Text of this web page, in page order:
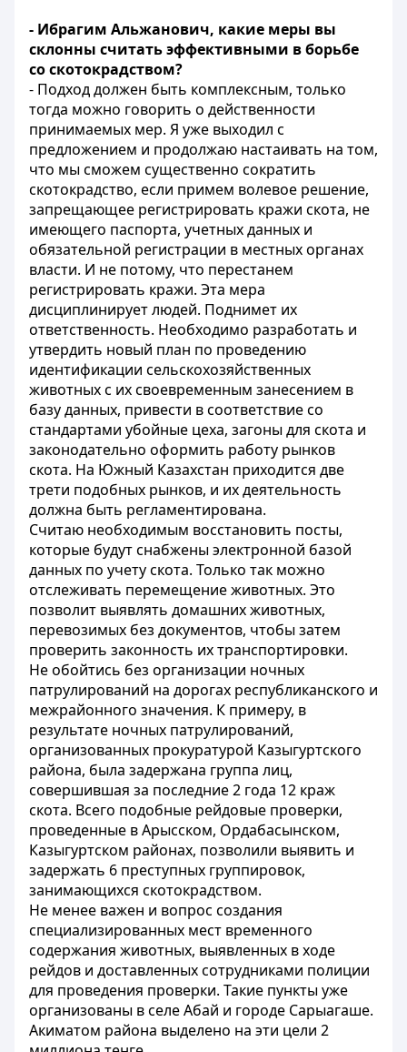
- Ибрагим Альжанович, какие меры вы
склонны считать эффективными в борьбе
со скотокрадством?
- Подход должен быть комплексным, только
тогда можно говорить о действенности
принимаемых мер. Я уже выходил с
предложением и продолжаю настаивать на том,
что мы сможем существенно сократить
скотокрадство, если примем волевое решение,
запрещающее регистрировать кражи скота, не
имеющего паспорта, учетных данных и
обязательной регистрации в местных органах
власти. И не потому, что перестанем
регистрировать кражи. Эта мера
дисциплинирует людей. Поднимет их
ответственность. Необходимо разработать и
утвердить новый план по проведению
идентификации сельскохозяйственных
животных с их своевременным занесением в
базу данных, привести в соответствие со
стандартами убойные цеха, загоны для скота и
законодательно оформить работу рынков
скота. На Южный Казахстан приходится две
трети подобных рынков, и их деятельность
должна быть регламентирована.
Считаю необходимым восстановить посты,
которые будут снабжены электронной базой
данных по учету скота. Только так можно
отслеживать перемещение животных. Это
позволит выявлять домашних животных,
перевозимых без документов, чтобы затем
проверить законность их транспортировки.
Не обойтись без организации ночных
патрулирований на дорогах республиканского и
межрайонного значения. К примеру, в
результате ночных патрулирований,
организованных прокуратурой Казыгуртского
района, была задержана группа лиц,
совершившая за последние 2 года 12 краж
скота. Всего подобные рейдовые проверки,
проведенные в Арысском, Ордабасынском,
Казыгуртском районах, позволили выявить и
задержать 6 преступных группировок,
занимающихся скотокрадством.
Не менее важен и вопрос создания
специализированных мест временного
содержания животных, выявленных в ходе
рейдов и доставленных сотрудниками полиции
для проведения проверки. Такие пункты уже
организованы в селе Абай и городе Сарыагаше.
Акиматом района выделено на эти цели 2